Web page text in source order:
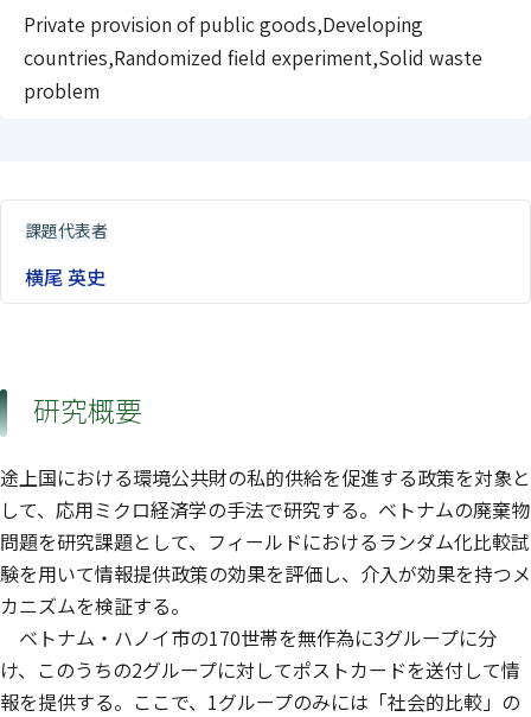
Private provision of public goods,Developing
countries,Randomized field experiment,Solid waste
problem
課題代表者
横尾 英史
研究概要
途上国における環境公共財の私的供給を促進する政策を対象と
して、応用ミクロ経済学の手法で研究する。ベトナムの廃棄物
問題を研究課題として、フィールドにおけるランダム化比較試
験を用いて情報提供政策の効果を評価し、介入が効果を持つメ
カニズムを検証する。
ベトナム・ハノイ市の170世帯を無作為に3グループに分
け、このうちの2グループに対してポストカードを送付して情
報を提供する。ここで、1グループのみには「社会的比較」の